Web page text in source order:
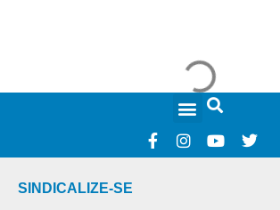
SINDICALIZE-SE